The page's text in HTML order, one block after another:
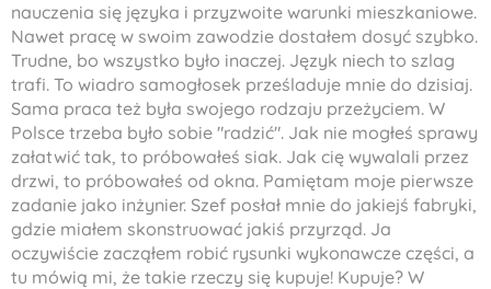
nauczenia się języka i przyzwoite warunki mieszkaniowe.
Nawet pracę w swoim zawodzie dostałem dosyć szybko.
Trudne, bo wszystko było inaczej. Język niech to szlag
trafi. To wiadro samogłosek prześladuje mnie do dzisiaj.
Sama praca też była swojego rodzaju przeżyciem. W
Polsce trzeba było sobie "radzić". Jak nie mogłeś sprawy
załatwić tak, to próbowałeś siak. Jak cię wywalali przez
drzwi, to próbowałeś od okna. Pamiętam moje pierwsze
zadanie jako inżynier. Szef posłał mnie do jakiejś fabryki,
gdzie miałem skonstruować jakiś przyrząd. Ja
oczywiście zacząłem robić rysunki wykonawcze części, a
tu mówią mi, że takie rzeczy się kupuje! Kupuje? W